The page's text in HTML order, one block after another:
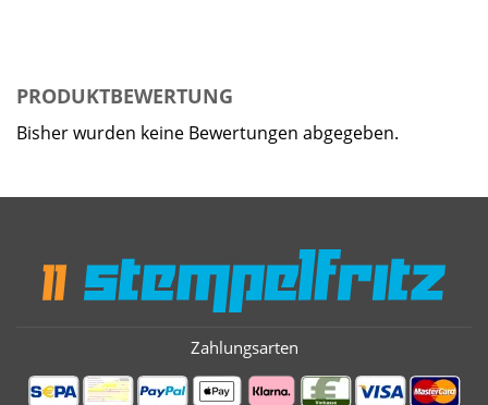
PRODUKTBEWERTUNG
Bisher wurden keine Bewertungen abgegeben.
Zahlungsarten